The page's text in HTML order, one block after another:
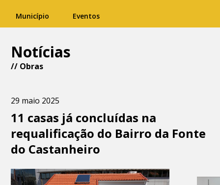
Município Eventos
Notícias
// Obras
29 maio 2025
11 casas já concluídas na
requalificação do Bairro da Fonte
do Castanheiro